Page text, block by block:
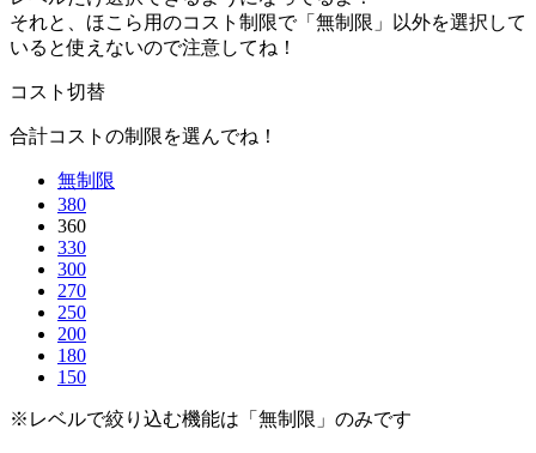
それと、ほこら用のコスト制限で「無制限」以外を選択して
いると使えないので注意してね！
コスト切替
合計コストの制限を選んでね！
無制限
380
360
330
300
270
250
200
180
150
※レベルで絞り込む機能は「無制限」のみです